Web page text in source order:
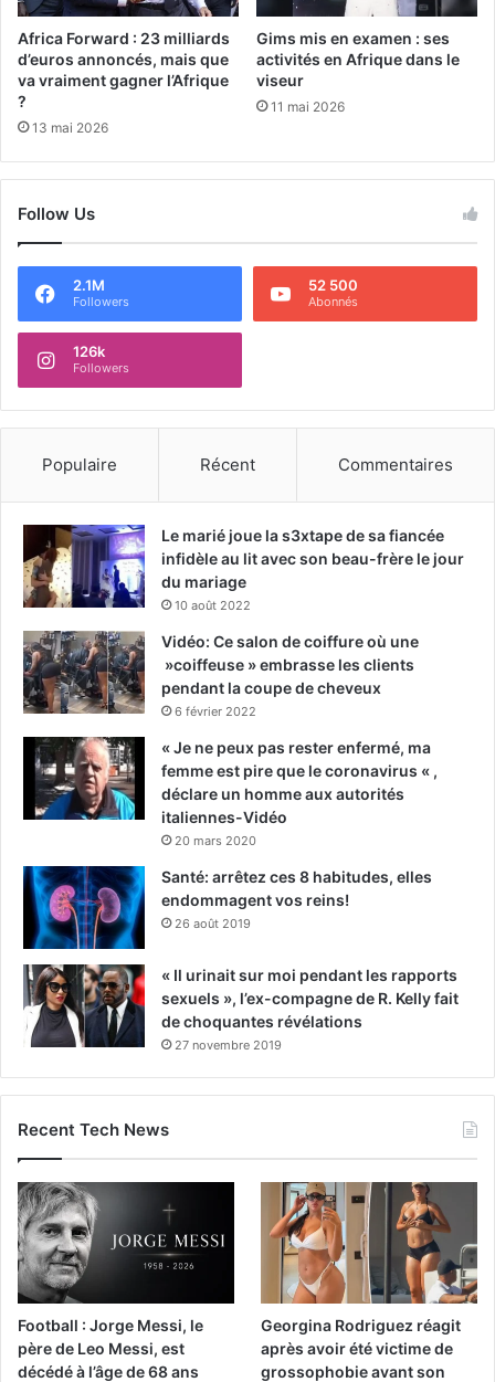
Africa Forward : 23 milliards
d’euros annoncés, mais que
va vraiment gagner l’Afrique
?
13 mai 2026
Gims mis en examen : ses
activités en Afrique dans le
viseur
11 mai 2026
Follow Us
2.1M
Followers
52 500
Abonnés
126k
Followers
Populaire Récent Commentaires
Le marié joue la s3xtape de sa fiancée
infidèle au lit avec son beau-frère le jour
du mariage
10 août 2022
Vidéo: Ce salon de coiffure où une
»coiffeuse » embrasse les clients
pendant la coupe de cheveux
6 février 2022
« Je ne peux pas rester enfermé, ma
femme est pire que le coronavirus « ,
déclare un homme aux autorités
italiennes-Vidéo
20 mars 2020
Santé: arrêtez ces 8 habitudes, elles
endommagent vos reins!
26 août 2019
« Il urinait sur moi pendant les rapports
sexuels », l’ex-compagne de R. Kelly fait
de choquantes révélations
27 novembre 2019
Recent Tech News
Football : Jorge Messi, le
père de Leo Messi, est
décédé à l’âge de 68 ans
Georgina Rodriguez réagit
après avoir été victime de
grossophobie avant son